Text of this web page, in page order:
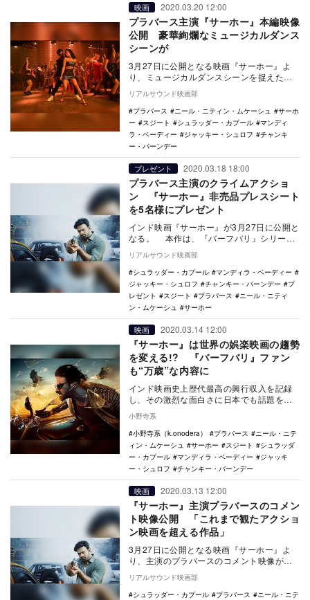
映画 2020.03.20 12:00
プラバース主演『サーホー』本編映像
公開 豪華絢爛なミュージカルダンス
シーンが
3月27日に公開となる映画『サーホー』よ
り、ミュージカルダンスシーンを捉えた本
編映像が公開された。 本作は、『バーフ
バリ』シ…
リアルサウンド映画部
プラバース
ニール・ニティン・ムケーシュ
サーホ
ー
スジート シュラッダー・カプール
マンディ
ラ・ベーディー
ジャッキー・シュロフ
チャンキ
ー・パーンデー
プレゼント 2020.03.18 18:00
プラバース主演のクライムアクショ
ン 『サーホー』非売品プレスシート
を5名様にプレゼント
インド映画『サーホー』が3月27日に公開と
なる。 本作は、『バーフバリ』シリーズ
で主演を務め、人気と知名度が国際的なも
の…
リアルサウンド映画部
シュラッダー・カプール
マンディラ・ベーディー
ジャッキー・シュロフ
チャンキー・パーンデー
プ
レゼント
スジート プラバース
ニール・ニティ
ン・ムケーシュ
サーホー
映画 2020.03.14 12:00
『サーホー』は世界の娯楽映画の趨勢
を変える!? 『バーフバリ』ファン
も“万歳”な内容に
インド映画史上歴代最高の興行収入を記録
し、その激烈な面白さに日本でも話題を呼
んだ『バーフバリ』シリーズ。そのバーフ
バリ役を務めた…
小野寺系
小野寺系（k.onodera）
プラバース
ニール・ニテ
ィン・ムケーシュ
サーホー スジート
シュラッダ
ー・カプール
マンディラ・ベーディー
ジャッキ
ー・シュロフ
チャンキー・パーンデー
映画 2020.03.13 12:00
『サーホー』主演プラバースのコメン
ト映像公開 「これまで観たアクショ
ン映画を超える作品」
3月27日に公開となる映画『サーホー』よ
り、主演のプラバースのコメント映像が公
開された。 本作は、『バーフバリ』シリ
ーズで主…
リアルサウンド映画部
シュラッダー・カプール
プラバース
ニール・ニテ